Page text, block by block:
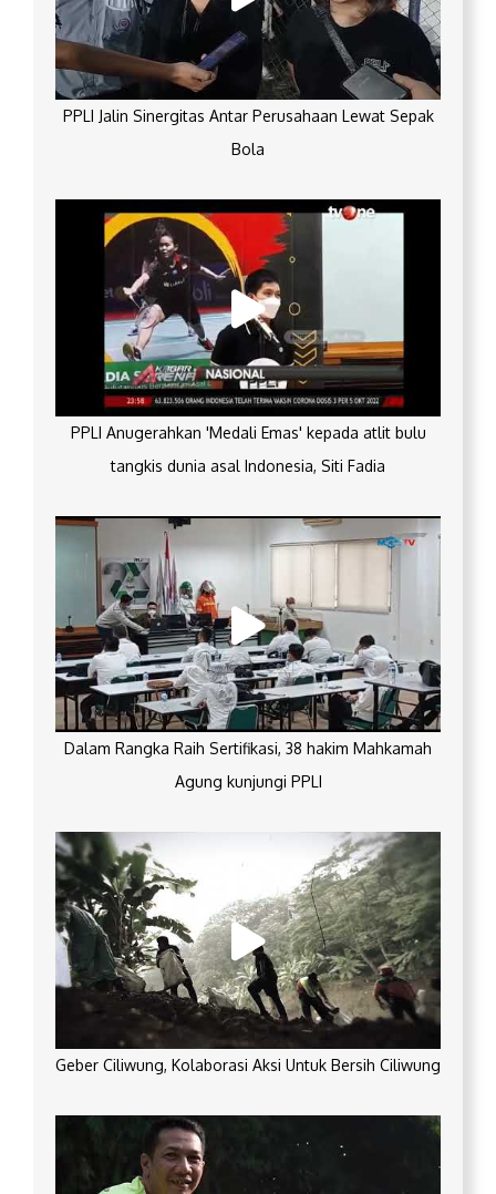
PPLI Jalin Sinergitas Antar Perusahaan Lewat Sepak
Bola
PPLI Anugerahkan 'Medali Emas' kepada atlit bulu
tangkis dunia asal Indonesia, Siti Fadia
Dalam Rangka Raih Sertifikasi, 38 hakim Mahkamah
Agung kunjungi PPLI
Geber Ciliwung, Kolaborasi Aksi Untuk Bersih Ciliwung